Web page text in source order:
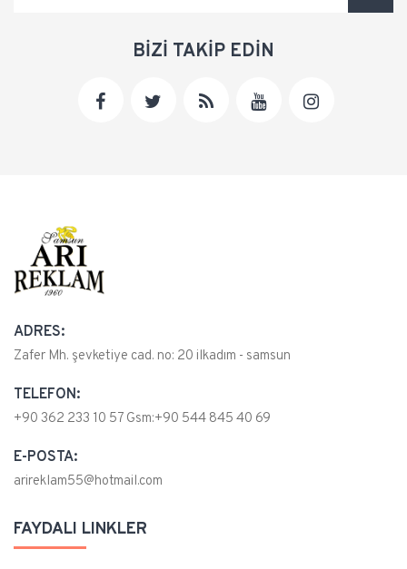
BİZİ TAKİP EDİN
ADRES:
Zafer Mh. şevketiye cad. no: 20 ilkadım - samsun
TELEFON:
+90 362 233 10 57 Gsm:+90 544 845 40 69
E-POSTA:
arireklam55@hotmail.com
FAYDALI LINKLER